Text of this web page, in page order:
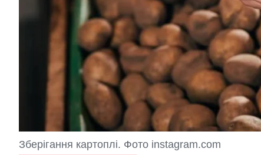
Зберігання картоплі. Фото instagram.com